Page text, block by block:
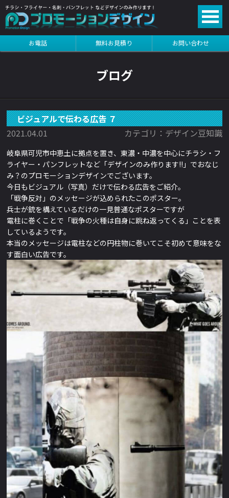
お電話 無料お見積り お問い合わせ
ブログ
ビジュアルで伝わる広告 ７
2021.04.01
カテゴリ：デザイン豆知識
岐阜県可児市中恵土に拠点を置き、東濃・中濃を中心にチラシ・フ
ライヤー・パンフレットなど「デザインのみ作ります!!」でおなじ
み？のプロモーションデザインでございます。
今日もビジュアル（写真）だけで伝わる広告をご紹介。
「戦争反対」のメッセージが込められたこのポスター。
兵士が銃を構えているだけの一見普通なポスターですが
電柱に巻くことで「戦争の火種は自身に跳ね返ってくる」ことを表
しているようです。
本当のメッセージは電柱などの円柱物に巻いてこそ初めて意味をな
す面白い広告です。